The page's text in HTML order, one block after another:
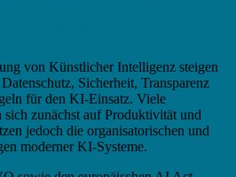
von Künstlicher Intelligenz steigen
Sicherheit, Transparenz
für den KI-Einsatz. Viele
zunächst auf Produktivität und
jedoch die organisatorischen und
moderner KI-Systeme.